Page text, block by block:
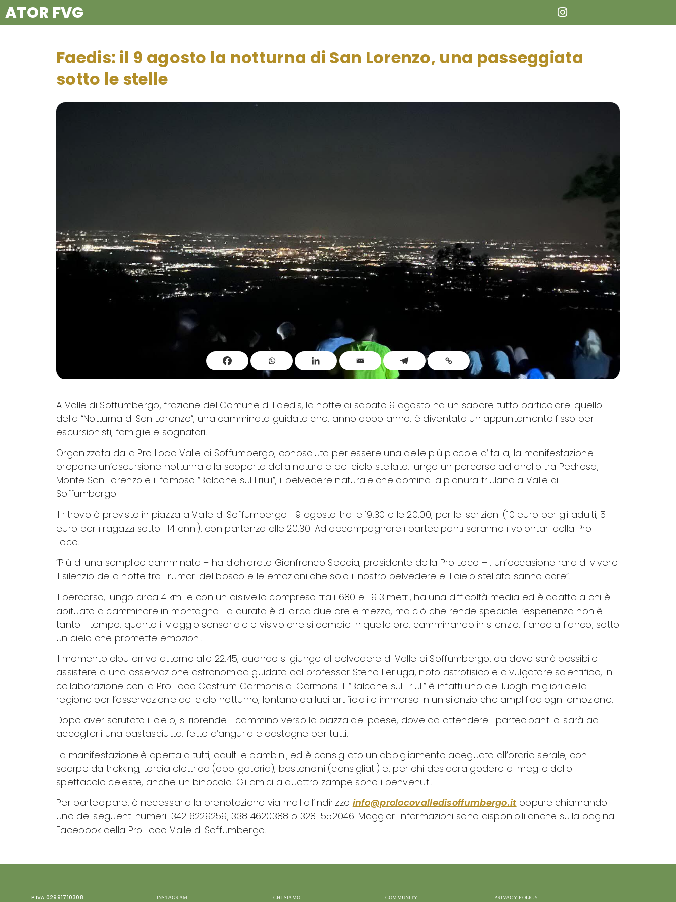
ATOR FVG
Faedis: il 9 agosto la notturna di San Lorenzo, una passeggiata
sotto le stelle
A Valle di Soffumbergo, frazione del Comune di Faedis, la notte di sabato 9 agosto ha un sapore tutto particolare: quello
della “Notturna di San Lorenzo”, una camminata guidata che, anno dopo anno, è diventata un appuntamento fisso per
escursionisti, famiglie e sognatori.
Organizzata dalla Pro Loco Valle di Soffumbergo, conosciuta per essere una delle più piccole d’Italia, la manifestazione
propone un’escursione notturna alla scoperta della natura e del cielo stellato, lungo un percorso ad anello tra Pedrosa, il
Monte San Lorenzo e il famoso “Balcone sul Friuli”, il belvedere naturale che domina la pianura friulana a Valle di
Soffumbergo.
Il ritrovo è previsto in piazza a Valle di Soffumbergo il 9 agosto tra le 19.30 e le 20.00, per le iscrizioni (10 euro per gli adulti, 5
euro per i ragazzi sotto i 14 anni), con partenza alle 20.30. Ad accompagnare i partecipanti saranno i volontari della Pro
Loco.
“Più di una semplice camminata – ha dichiarato Gianfranco Specia, presidente della Pro Loco – , un’occasione rara di vivere
il silenzio della notte tra i rumori del bosco e le emozioni che solo il nostro belvedere e il cielo stellato sanno dare”.
Il percorso, lungo circa 4 km e con un dislivello compreso tra i 680 e i 913 metri, ha una difficoltà media ed è adatto a chi è
abituato a camminare in montagna. La durata è di circa due ore e mezza, ma ciò che rende speciale l’esperienza non è
tanto il tempo, quanto il viaggio sensoriale e visivo che si compie in quelle ore, camminando in silenzio, fianco a fianco, sotto
un cielo che promette emozioni.
Il momento clou arriva attorno alle 22.45, quando si giunge al belvedere di Valle di Soffumbergo, da dove sarà possibile
assistere a una osservazione astronomica guidata dal professor Steno Ferluga, noto astrofisico e divulgatore scientifico, in
collaborazione con la Pro Loco Castrum Carmonis di Cormons. Il “Balcone sul Friuli” è infatti uno dei luoghi migliori della
regione per l’osservazione del cielo notturno, lontano da luci artificiali e immerso in un silenzio che amplifica ogni emozione.
Dopo aver scrutato il cielo, si riprende il cammino verso la piazza del paese, dove ad attendere i partecipanti ci sarà ad
accoglierli una pastasciutta, fette d’anguria e castagne per tutti.
La manifestazione è aperta a tutti, adulti e bambini, ed è consigliato un abbigliamento adeguato all’orario serale, con
scarpe da trekking, torcia elettrica (obbligatoria), bastoncini (consigliati) e, per chi desidera godere al meglio dello
spettacolo celeste, anche un binocolo. Gli amici a quattro zampe sono i benvenuti.
Per partecipare, è necessaria la prenotazione via mail all’indirizzo info@prolocovalledisoffumbergo.itoppure chiamando
uno dei seguenti numeri: 342 6229259, 338 4620388 o 328 1552046. Maggiori informazioni sono disponibili anche sulla pagina
Facebook della Pro Loco Valle di Soffumbergo.
P.IVA 02991710308 INSTAGRAM CHI SIAMO COMMUNITY PRIVACY POLICY